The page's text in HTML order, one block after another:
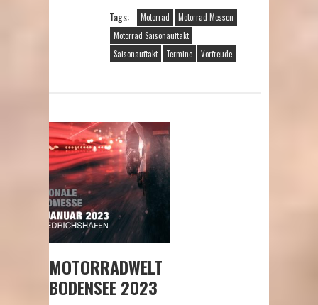
Tags: Motorrad
Motorrad Messen
Motorrad Saisonauftakt
Saisonauftakt
Termine Vorfreude
MOTORRADWELT
BODENSEE 2023